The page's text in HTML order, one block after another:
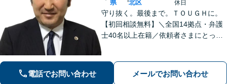
県
北区
休日
守り抜く。最後まで。ＴＯＵＧＨに。
【初回相談無料】＼全国14拠点・弁護
士40名以上在籍／依頼者さまにとって
題/相続/交通事故/刑事事件など、ご相
談ください【夜間・休日対応】
電話でお問い合わせ メールでお問い合わせ